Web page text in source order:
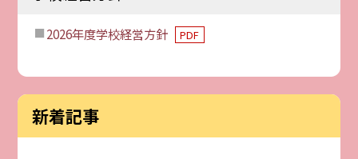
2026年度学校経営方針 PDF
新着記事